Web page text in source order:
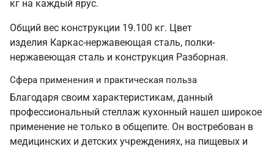
кг на каждый ярус.
Общий вес конструкции 19.100 кг. Цвет
изделия Каркас-нержавеющая сталь, полки-
нержавеющая сталь и конструкция Разборная.
Сфера применения и практическая польза
Благодаря своим характеристикам, данный
профессиональный стеллаж кухонный нашел широкое
применение не только в общепите. Он востребован в
медицинских и детских учреждениях, на пищевых и